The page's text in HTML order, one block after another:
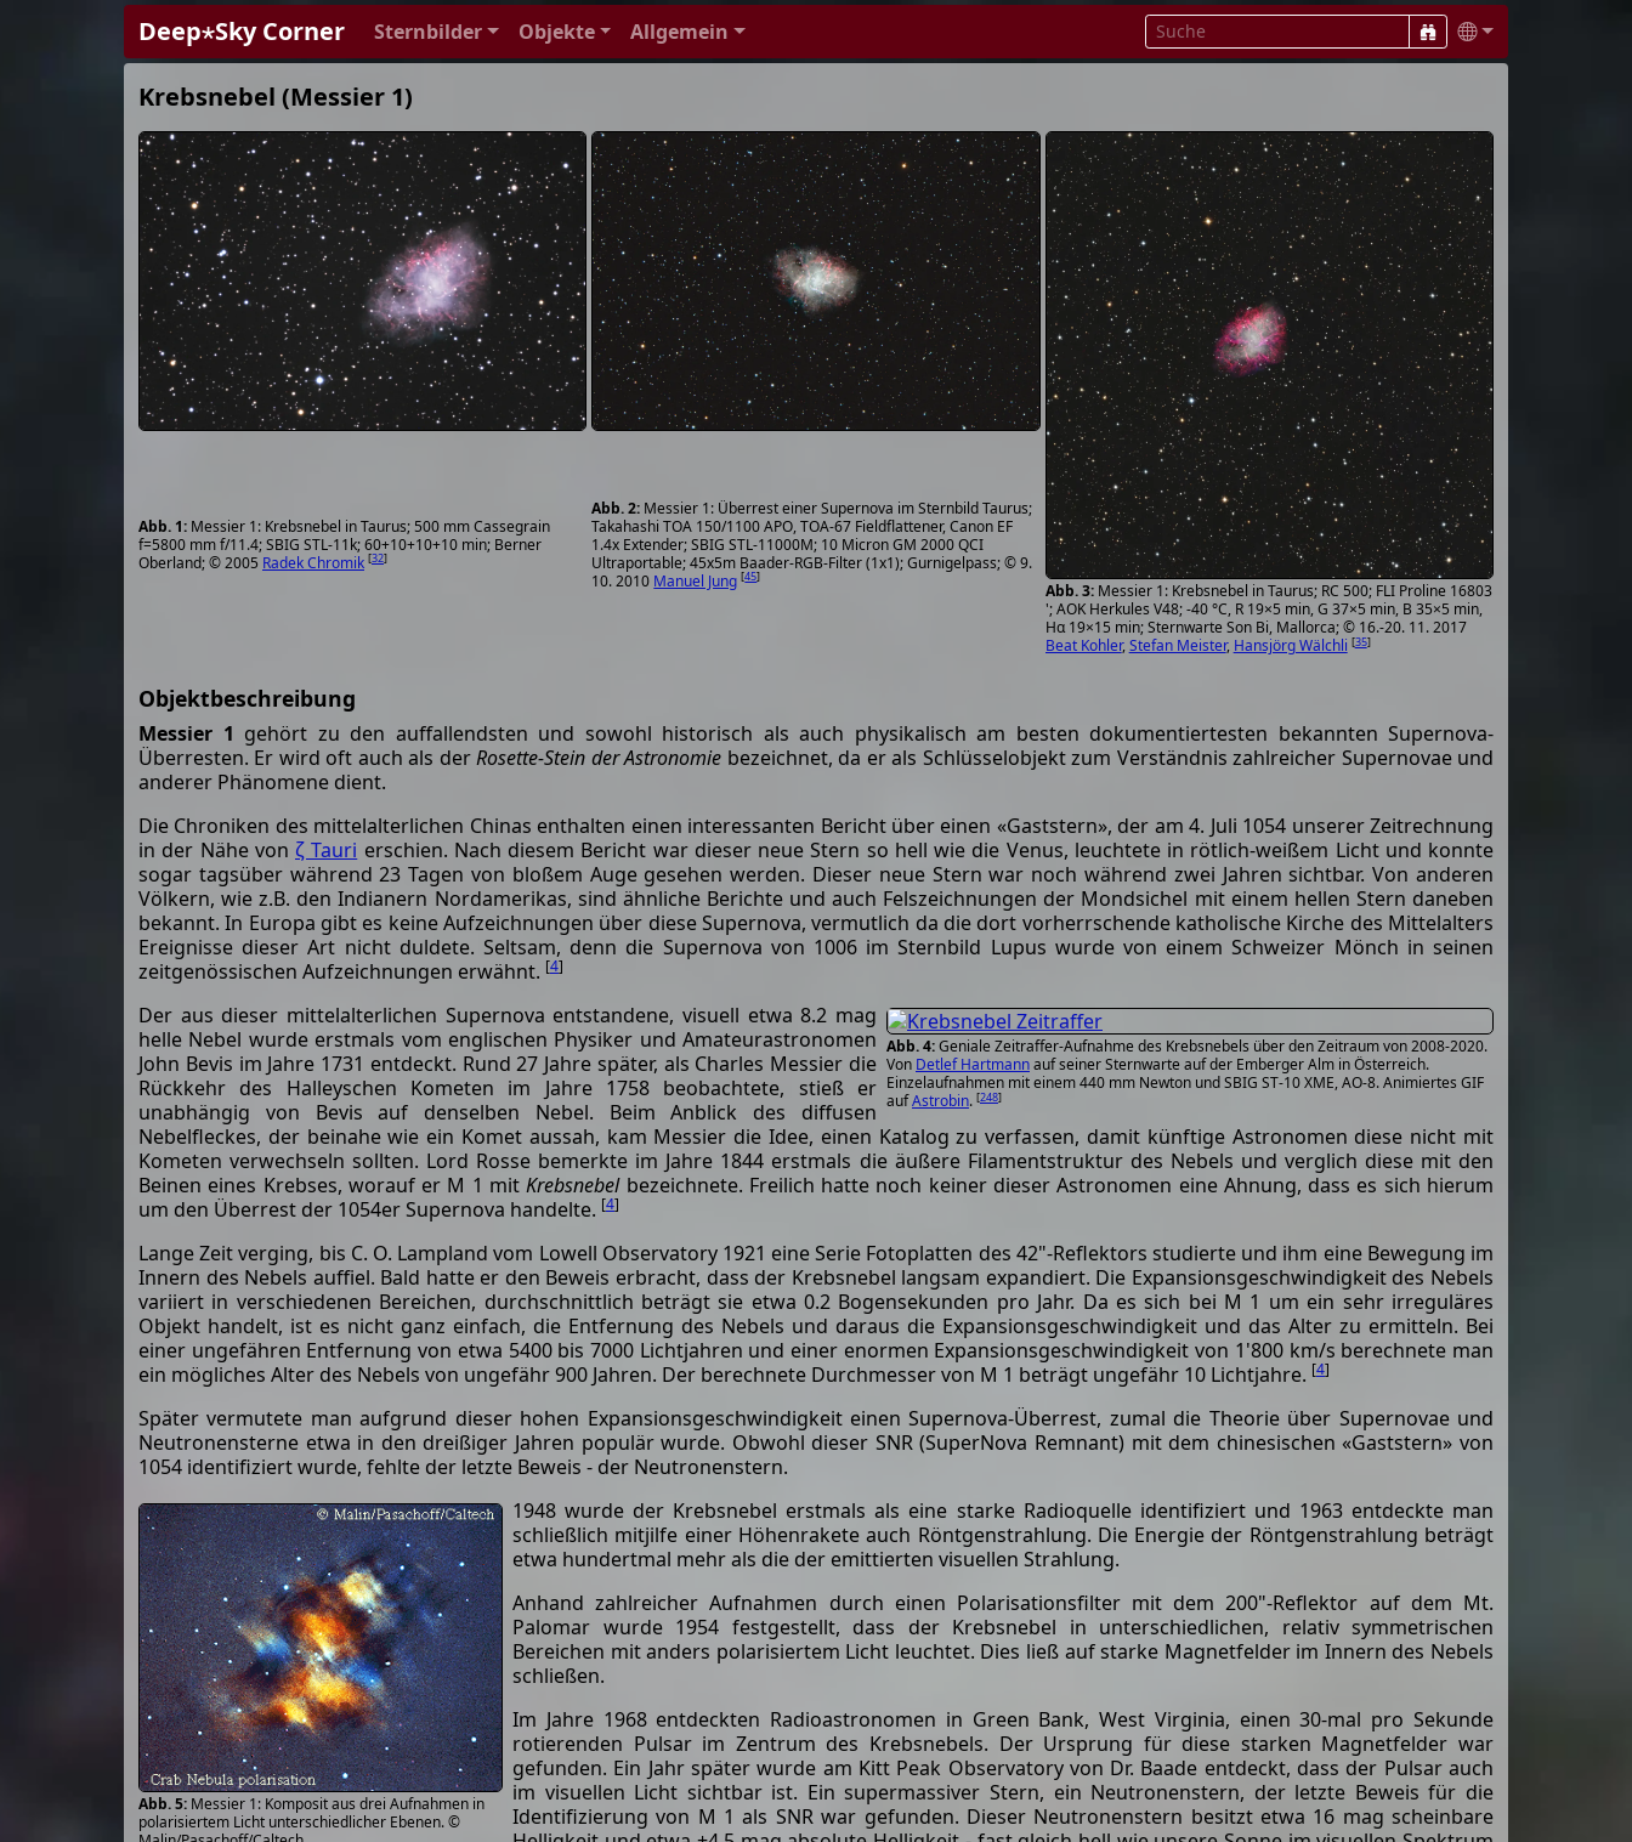
Deep⋆Sky Corner Sternbilder Objekte Allgemein
Krebsnebel (Messier 1)
Messier 1: Krebsnebel in Taurus; 500 mm Cassegrain
f=5800 mm f/11.4; SBIG STL-11k; 60+10+10+10 min; Berner
Oberland; © 2005 Radek Chromik [32]
Messier 1: Überrest einer Supernova im Sternbild Taurus;
Takahashi TOA 150/1100 APO, TOA-67 Fieldflattener, Canon EF
1.4x Extender; SBIG STL-11000M; 10 Micron GM 2000 QCI
Ultraportable; 45x5m Baader-RGB-Filter (1x1); Gurnigelpass; © 9.
10. 2010 Manuel Jung [45]
Messier 1: Krebsnebel in Taurus; RC 500; FLI Proline 16803
'; AOK Herkules V48; -40 °C, R 19×5 min, G 37×5 min, B 35×5 min,
Hα 19×15 min; Sternwarte Son Bi, Mallorca; © 16.-20. 11. 2017
Beat Kohler,Stefan Meister, Hansjörg Wälchli [35]
Objektbeschreibung
Messier 1 gehört zu den auffallendsten und sowohl historisch als auch physikalisch am besten dokumentiertesten bekannten Supernova-
Überresten. Er wird oft auch als derRosette-Stein der Astronomie bezeichnet, da er als Schlüsselobjekt zum Verständnis zahlreicher Supernovae und
anderer Phänomene dient.
Die Chroniken des mittelalterlichen Chinas enthalten einen interessanten Bericht über einen «Gaststern», der am 4. Juli 1054 unserer Zeitrechnung
in der Nähe von ζ Tauri erschien. Nach diesem Bericht war dieser neue Stern so hell wie die Venus, leuchtete in rötlich-weißem Licht und konnte
sogar tagsüber während 23 Tagen von bloßem Auge gesehen werden. Dieser neue Stern war noch während zwei Jahren sichtbar. Von anderen
Völkern, wie z.B. den Indianern Nordamerikas, sind ähnliche Berichte und auch Felszeichnungen der Mondsichel mit einem hellen Stern daneben
bekannt. In Europa gibt es keine Aufzeichnungen über diese Supernova, vermutlich da die dort vorherrschende katholische Kirche des Mittelalters
Ereignisse dieser Art nicht duldete. Seltsam, denn die Supernova von 1006 im Sternbild Lupus wurde von einem Schweizer Mönch in seinen
zeitgenössischen Aufzeichnungen erwähnt. [4]
Geniale Zeitraffer-Aufnahme des Krebsnebels über den Zeitraum von 2008-2020.
Von Detlef Hartmannauf seiner Sternwarte auf der Emberger Alm in Österreich.
Einzelaufnahmen mit einem 440 mm Newton und SBIG ST-10 XME, AO-8. Animiertes GIF
aufAstrobin. [248]
Der aus dieser mittelalterlichen Supernova entstandene, visuell etwa 8.2 mag
helle Nebel wurde erstmals vom englischen Physiker und Amateurastronomen
John Bevis im Jahre 1731 entdeckt. Rund 27 Jahre später, als Charles Messier die
Rückkehr des Halleyschen Kometen im Jahre 1758 beobachtete, stieß er
unabhängig von Bevis auf denselben Nebel. Beim Anblick des diffusen
Nebelfleckes, der beinahe wie ein Komet aussah, kam Messier die Idee, einen Katalog zu verfassen, damit künftige Astronomen diese nicht mit
Kometen verwechseln sollten. Lord Rosse bemerkte im Jahre 1844 erstmals die äußere Filamentstruktur des Nebels und verglich diese mit den
Beinen eines Krebses, worauf er M 1 mitKrebsnebelbezeichnete. Freilich hatte noch keiner dieser Astronomen eine Ahnung, dass es sich hierum
um den Überrest der 1054er Supernova handelte. [4]
Lange Zeit verging, bis C. O. Lampland vom Lowell Observatory 1921 eine Serie Fotoplatten des 42"-Reflektors studierte und ihm eine Bewegung im
Innern des Nebels auffiel. Bald hatte er den Beweis erbracht, dass der Krebsnebel langsam expandiert. Die Expansionsgeschwindigkeit des Nebels
variiert in verschiedenen Bereichen, durchschnittlich beträgt sie etwa 0.2 Bogensekunden pro Jahr. Da es sich bei M 1 um ein sehr irreguläres
Objekt handelt, ist es nicht ganz einfach, die Entfernung des Nebels und daraus die Expansionsgeschwindigkeit und das Alter zu ermitteln. Bei
einer ungefähren Entfernung von etwa 5400 bis 7000 Lichtjahren und einer enormen Expansionsgeschwindigkeit von 1'800 km/s berechnete man
ein mögliches Alter des Nebels von ungefähr 900 Jahren. Der berechnete Durchmesser von M 1 beträgt ungefähr 10 Lichtjahre. [4]
Später vermutete man aufgrund dieser hohen Expansionsgeschwindigkeit einen Supernova-Überrest, zumal die Theorie über Supernovae und
Neutronensterne etwa in den dreißiger Jahren populär wurde. Obwohl dieser SNR (SuperNova Remnant) mit dem chinesischen «Gaststern» von
1054 identifiziert wurde, fehlte der letzte Beweis - der Neutronenstern.
Messier 1: Komposit aus drei Aufnahmen in
polarisiertem Licht unterschiedlicher Ebenen. ©
1948 wurde der Krebsnebel erstmals als eine starke Radioquelle identifiziert und 1963 entdeckte man
schließlich mitjilfe einer Höhenrakete auch Röntgenstrahlung. Die Energie der Röntgenstrahlung beträgt
etwa hundertmal mehr als die der emittierten visuellen Strahlung.
Anhand zahlreicher Aufnahmen durch einen Polarisationsfilter mit dem 200"-Reflektor auf dem Mt.
Palomar wurde 1954 festgestellt, dass der Krebsnebel in unterschiedlichen, relativ symmetrischen
Bereichen mit anders polarisiertem Licht leuchtet. Dies ließ auf starke Magnetfelder im Innern des Nebels
schließen.
Im Jahre 1968 entdeckten Radioastronomen in Green Bank, West Virginia, einen 30-mal pro Sekunde
rotierenden Pulsar im Zentrum des Krebsnebels. Der Ursprung für diese starken Magnetfelder war
gefunden. Ein Jahr später wurde am Kitt Peak Observatory von Dr. Baade entdeckt, dass der Pulsar auch
im visuellen Licht sichtbar ist. Ein supermassiver Stern, ein Neutronenstern, der letzte Beweis für die
Identifizierung von M 1 als SNR war gefunden. Dieser Neutronenstern besitzt etwa 16 mag scheinbare